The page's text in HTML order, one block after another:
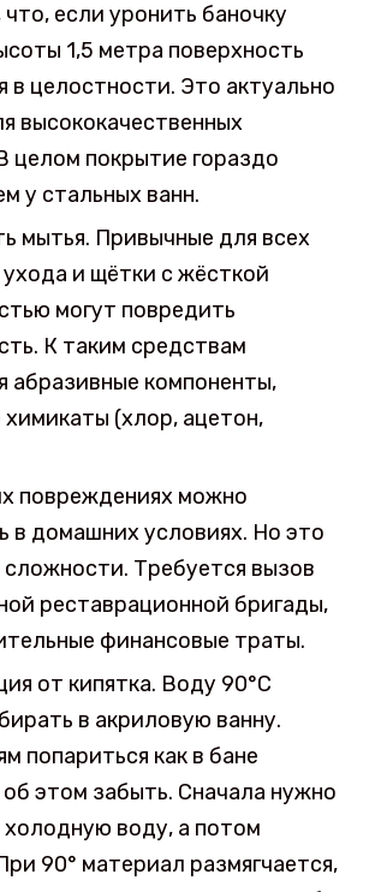
что, если уронить баночку
1,5 метра поверхность
в целостности. Это актуально
высококачественных
целом покрытие гораздо
у стальных ванн.
мытья. Привычные для всех
и щётки с жёсткой
могут повредить
К таким средствам
абразивные компоненты,
(хлор, ацетон,
повреждениях можно
в домашних условиях. Но это
Требуется вызов
реставрационной бригады,
финансовые траты.
от кипятка. Воду 90°С
в акриловую ванну.
попариться как в бане
этом забыть. Сначала нужно
воду, а потом
90° материал размягчается,